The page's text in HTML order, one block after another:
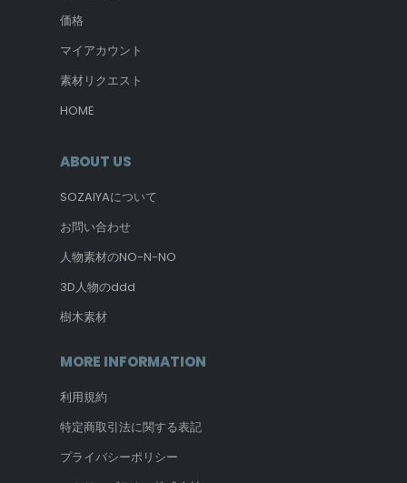
価格
マイアカウント
素材リクエスト
HOME
ABOUT US
SOZAIYAについて
お問い合わせ
人物素材のNO-N-NO
3D人物のddd
樹木素材
MORE INFORMATION
利用規約
特定商取引法に関する表記
プライバシーポリシー